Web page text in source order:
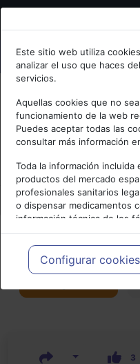
Bienvenid@ a
Escribe tu Email
Accede o regístrate con
Este sitio web utiliza
analizar el uso que haces
servicios.
Aquellas cookies que no
funcionamiento de la web
Puedes aceptar todas las
consultar más información
Toda la información incluida
productos del mercado
profesionales sanitarios
o dispensar medicamentos
información técnica de los
meramente informativo,
profesionales facultados
cada caso concreto, el
necesidades del paciente.
Configurar cookies
Actualidad y
3